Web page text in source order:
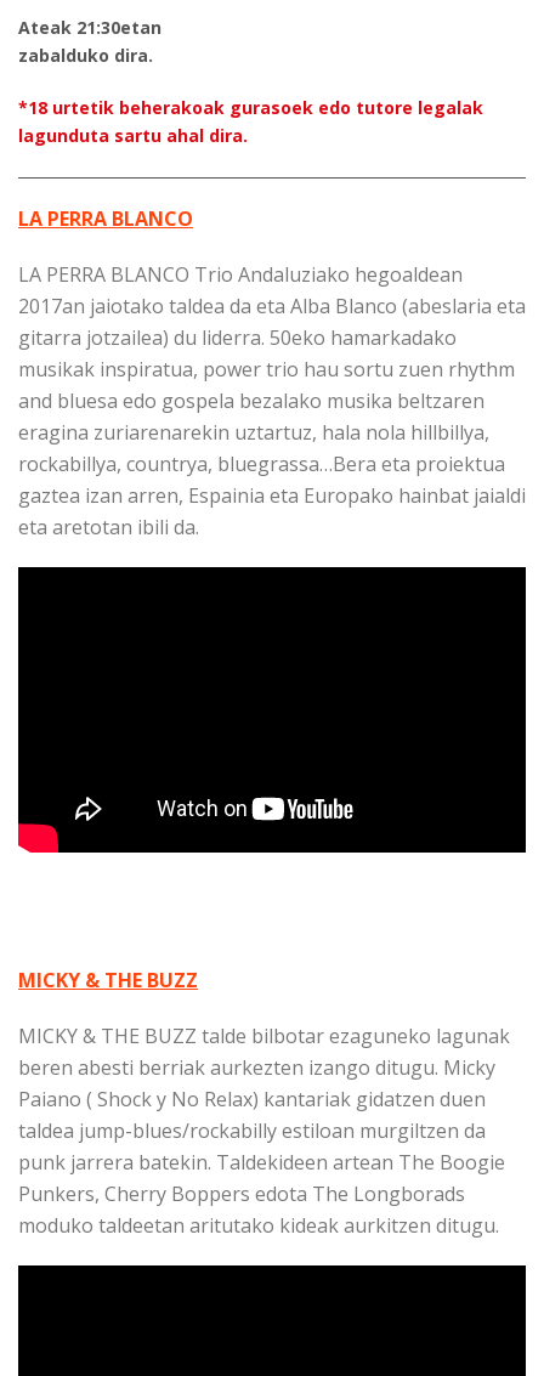
Ateak 21:30etan
zabalduko dira.
*18 urtetik beherakoak gurasoek edo tutore legalak
lagunduta sartu ahal dira.
LA PERRA BLANCO
LA PERRA BLANCO Trio Andaluziako hegoaldean
2017an jaiotako taldea da eta Alba Blanco (abeslaria eta
gitarra jotzailea) du liderra. 50eko hamarkadako
musikak inspiratua, power trio hau sortu zuen rhythm
and bluesa edo gospela bezalako musika beltzaren
eragina zuriarenarekin uztartuz, hala nola hillbillya,
rockabillya, countrya, bluegrassa…Bera eta proiektua
gaztea izan arren, Espainia eta Europako hainbat jaialdi
eta aretotan ibili da.
MICKY & THE BUZZ
MICKY & THE BUZZ talde bilbotar ezaguneko lagunak
beren abesti berriak aurkezten izango ditugu. Micky
Paiano ( Shock y No Relax) kantariak gidatzen duen
taldea jump-blues/rockabilly estiloan murgiltzen da
punk jarrera batekin. Taldekideen artean The Boogie
Punkers, Cherry Boppers edota The Longborads
moduko taldeetan aritutako kideak aurkitzen ditugu.